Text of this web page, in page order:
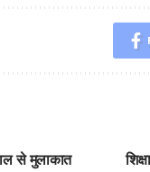
से मुलाकात